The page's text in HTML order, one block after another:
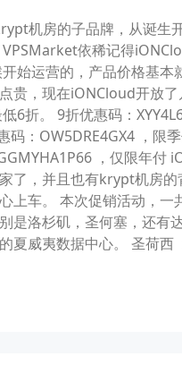
机房的子品牌，从诞生
依稀记得
始运营的，产品价格基本
贵，现在iONCloud开放了
6折。 9折优惠码：
码：OW5DRE4GX4 ，限
，仅限年付
了，并且也有krypt机房的
上车。 本次促销活动，一
是洛杉矶，圣何塞，还有
夏威夷数据中心。 圣荷西